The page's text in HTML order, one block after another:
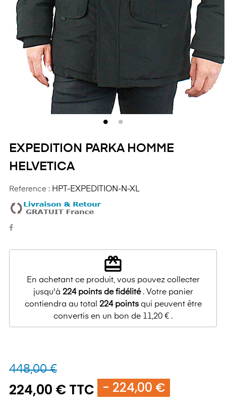
EXPEDITION PARKA HOMME
HELVETICA
Reference : HPT-EXPEDITION-N-XL
redeem
En achetant ce produit, vous pouvez collecter
jusqu'à 224points de fidélité. Votre panier
contiendra au total 224pointsqui peuvent être
convertis en un bon de 11,20 € .
448,00 €
224,00 € TTC - 224,00 €